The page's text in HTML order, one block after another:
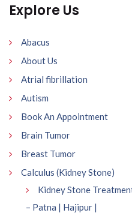
Explore Us
Abacus
About Us
Atrial fibrillation
Autism
Book An Appointment
Brain Tumor
Breast Tumor
Calculus (Kidney Stone)
Kidney Stone
– Patna | Hajipur |